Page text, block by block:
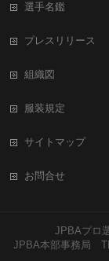
選手名鑑
プレスリリース
組織図
服装規定
サイトマップ
お問合せ
JPBAプロ
JPBA本部事務局